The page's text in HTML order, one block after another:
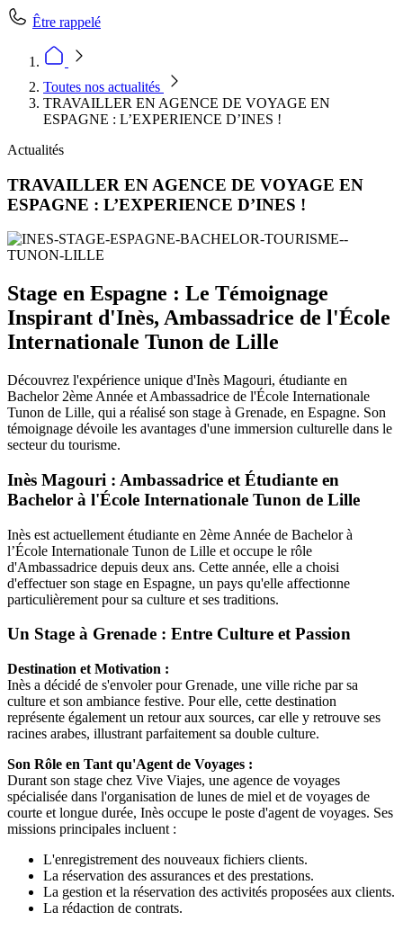
Être rappelé
Toutes nos actualités
TRAVAILLER EN AGENCE DE VOYAGE EN
ESPAGNE : L’EXPERIENCE D’INES !
Actualités
TRAVAILLER EN AGENCE DE VOYAGE EN
ESPAGNE : L’EXPERIENCE D’INES !
Stage en Espagne : Le Témoignage
Inspirant d'Inès, Ambassadrice de l'École
Internationale Tunon de Lille
Découvrez l'expérience unique d'Inès Magouri, étudiante en
Bachelor 2ème Année et Ambassadrice de l'École Internationale
Tunon de Lille, qui a réalisé son stage à Grenade, en Espagne. Son
témoignage dévoile les avantages d'une immersion culturelle dans le
secteur du tourisme.
Inès Magouri : Ambassadrice et Étudiante en
Bachelor à l'École Internationale Tunon de Lille
Inès est actuellement étudiante en 2ème Année de Bachelor à
l’École Internationale Tunon de Lille et occupe le rôle
d'Ambassadrice depuis deux ans. Cette année, elle a choisi
d'effectuer son stage en Espagne, un pays qu'elle affectionne
particulièrement pour sa culture et ses traditions.
Un Stage à Grenade : Entre Culture et Passion
Destination et Motivation :
Inès a décidé de s'envoler pour Grenade, une ville riche par sa
culture et son ambiance festive. Pour elle, cette destination
représente également un retour aux sources, car elle y retrouve ses
racines arabes, illustrant parfaitement sa double culture.
Son Rôle en Tant qu'Agent de Voyages :
Durant son stage chez Vive Viajes, une agence de voyages
spécialisée dans l'organisation de lunes de miel et de voyages de
courte et longue durée, Inès occupe le poste d'agent de voyages. Ses
missions principales incluent :
L'enregistrement des nouveaux fichiers clients.
La réservation des assurances et des prestations.
La gestion et la réservation des activités proposées aux clients.
La rédaction de contrats.